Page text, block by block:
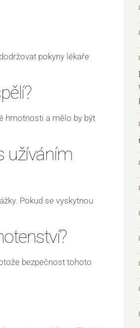
pokyny lékaře
hmotnosti a mělo by být
užíváním
Pokud se vyskytnou
bezpečnost tohoto